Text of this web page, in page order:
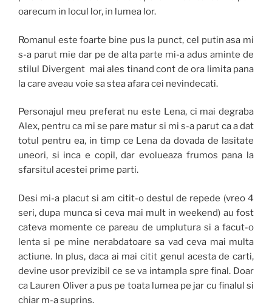
oarecum in locul lor, in lumea lor.
Romanul este foarte bine pus la punct, cel putin asa mi
s-a parut mie dar pe de alta parte mi-a adus aminte de
stilul Divergent mai ales tinand cont de ora limita pana
la care aveau voie sa stea afara cei nevindecati.
Personajul meu preferat nu este Lena, ci mai degraba
Alex, pentru ca mi se pare matur si mi s-a parut ca a dat
totul pentru ea, in timp ce Lena da dovada de lasitate
uneori, si inca e copil, dar evolueaza frumos pana la
sfarsitul acestei prime parti.
Desi mi-a placut si am citit-o destul de repede (vreo 4
seri, dupa munca si ceva mai mult in weekend) au fost
cateva momente ce pareau de umplutura si a facut-o
lenta si pe mine nerabdatoare sa vad ceva mai multa
actiune. In plus, daca ai mai citit genul acesta de carti,
devine usor previzibil ce se va intampla spre final. Doar
ca Lauren Oliver a pus pe toata lumea pe jar cu finalul si
chiar m-a suprins.